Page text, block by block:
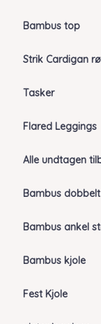
Bambus top
Strik Cardigan
Tasker
Flared Leggings
Alle undtagen
Bambus
Bambus ankel
Bambus kjole
Fest Kjole